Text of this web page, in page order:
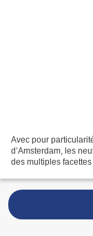
Avec pour
d’Amsterdam, les
des multiples